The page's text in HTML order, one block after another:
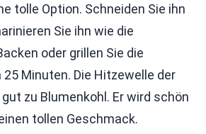
tolle Option. Schneiden Sie ihn
Sie ihn wie die
oder grillen Sie die
Minuten. Die Hitzewelle der
zu Blumenkohl. Er wird schön
tollen Geschmack.